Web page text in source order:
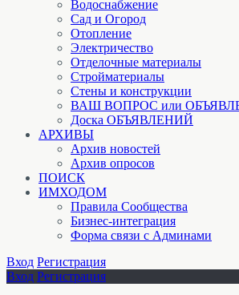
Водоснабжение
Сад и Огород
Отопление
Электричество
Отделочные материалы
Стройматериалы
Стены и конструкции
ВАШ ВОПРОС или
Доска ОБЪЯВЛЕНИЙ
АРХИВЫ
Архив новостей
Архив опросов
ПОИСК
ИМХОДОМ
Правила Сообщества
Бизнес-интеграция
Форма связи с Админами
Вход Регистрация
Вход Регистрация